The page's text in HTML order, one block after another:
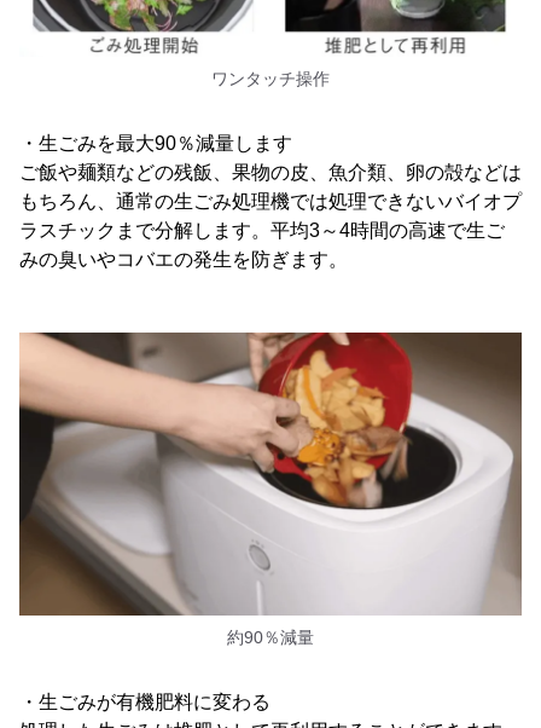
ワンタッチ操作
・生ごみを最大90％減量します
ご飯や麺類などの残飯、果物の皮、魚介類、卵の殻などは
もちろん、通常の生ごみ処理機では処理できないバイオプ
ラスチックまで分解します。平均3～4時間の高速で生ご
みの臭いやコバエの発生を防ぎます。
約90％減量
・生ごみが有機肥料に変わる